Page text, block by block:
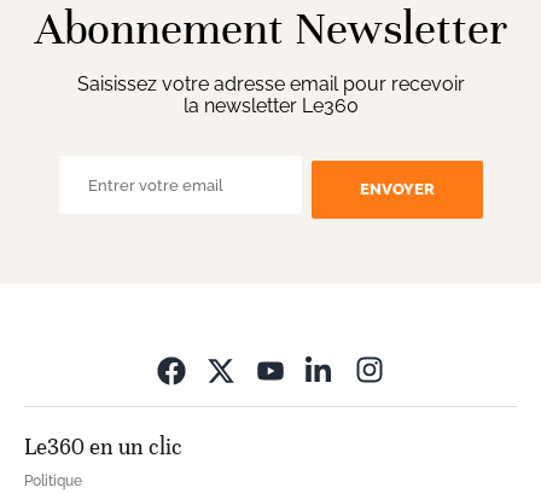
Abonnement Newsletter
Saisissez votre adresse email pour recevoir
la newsletter Le360
ENVOYER
Le360 en un clic
Politique